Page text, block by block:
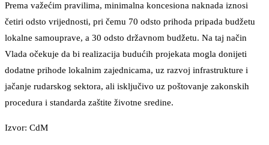
Prema važećim pravilima, minimalna koncesiona naknada iznosi
četiri odsto vrijednosti, pri čemu 70 odsto prihoda pripada budžetu
lokalne samouprave, a 30 odsto državnom budžetu. Na taj način
Vlada očekuje da bi realizacija budućih projekata mogla donijeti
dodatne prihode lokalnim zajednicama, uz razvoj infrastrukture i
jačanje rudarskog sektora, ali isključivo uz poštovanje zakonskih
procedura i standarda zaštite životne sredine.
Izvor: CdM